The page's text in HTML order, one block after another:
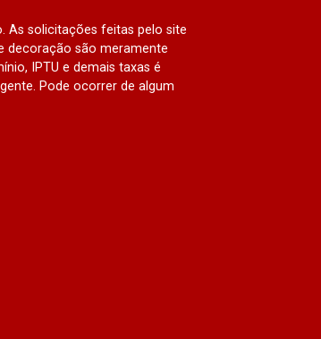
As solicitações feitas pelo site
decoração são meramente
IPTU e demais taxas é
Pode ocorrer de algum